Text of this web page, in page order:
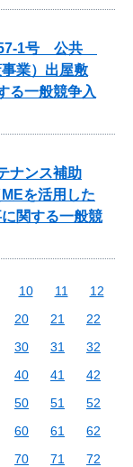
-57-1号 公共
業）出屋敷
る一般競争入
ナンス補助
を活用した
関する一般競
10 11
12
20 21
22
30 31
32
40 41
42
50 51
52
60 61
62
70 71
72